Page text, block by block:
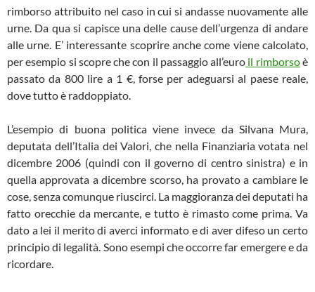
rimborso attribuito nel caso in cui si andasse nuovamente alle
urne. Da qua si capisce una delle cause dell’urgenza di andare
alle urne. E’ interessante scoprire anche come viene calcolato,
per esempio si scopre che con il passaggio all’euro il rimborsoè
passato da 800 lire a 1 €, forse per adeguarsi al paese reale,
dove tutto è raddoppiato.
L’esempio di buona politica viene invece da Silvana Mura,
deputata dell’Italia dei Valori, che nella Finanziaria votata nel
dicembre 2006 (quindi con il governo di centro sinistra) e in
quella approvata a dicembre scorso, ha provato a cambiare le
cose, senza comunque riuscirci. La maggioranza dei deputati ha
fatto orecchie da mercante, e tutto è rimasto come prima. Va
dato a lei il merito di averci informato e di aver difeso un certo
principio di legalità. Sono esempi che occorre far emergere e da
ricordare.